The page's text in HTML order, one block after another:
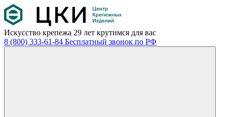
Искусство крепежа 29 лет крутимся для вас
8 (800) 333-61-84 Бесплатный звонок по РФ